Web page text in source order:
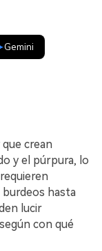
Gemini
crean
y el púrpura, lo
hasta
lucir
con qué